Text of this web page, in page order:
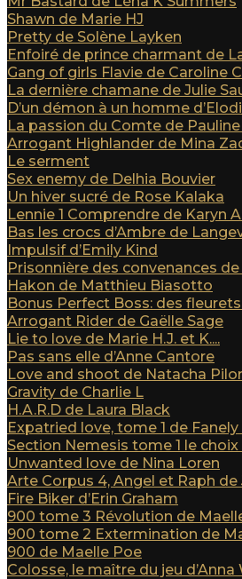
Shawn de Marie HJ
Pretty de Solène Layken
Enfoiré de prince charmant de
Gang of girls Flavie de Caroline
La dernière chamane de Julie
D’un démon à un homme
La passion du Comte de
Arrogant Highlander de Mina
Le serment
Sex enemy de Delhia Bouvier
Un hiver sucré de Rose Kalaka
Lennie 1 Comprendre de Karyn
Bas les crocs d’Ambre de
Impulsif d’Emily Kind
Prisonnière des convenances
Hakon de Matthieu Biasotto
Bonus Perfect Boss: des
Arrogant Rider de Gaëlle Sage
Lie to love de Marie H.J. et K....
Pas sans elle d’Anne Cantore
Love and shoot de Natacha
Gravity de Charlie L
H.A.R.D de Laura Black
Expatried love, tome 1 de
Section Nemesis tome 1 le choix
Unwanted love de Nina Loren
Arte Corpus 4, Angel et Raph de
Fire Biker d’Erin Graham
900 tome 3 Révolution de
900 tome 2 Extermination de
900 de Maelle Poe
Colosse, le maître du jeu d’Anna